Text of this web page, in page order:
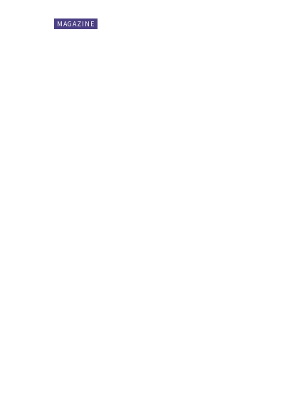
MAGAZINE